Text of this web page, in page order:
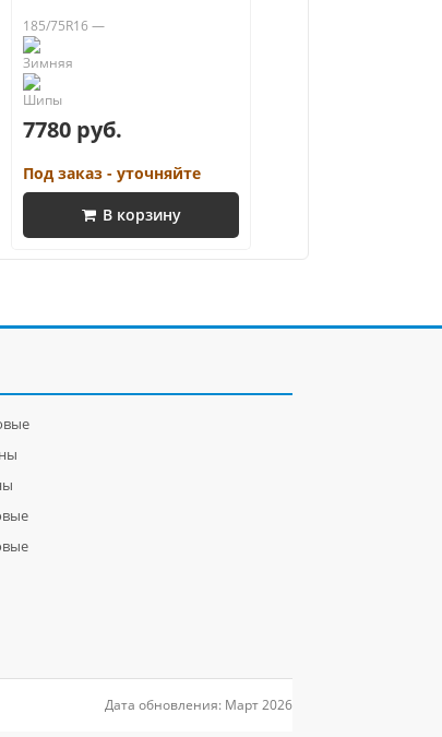
185/75R16 —
7780 руб.
Под заказ - уточняйте
В корзину
Дата обновления: Март 2026